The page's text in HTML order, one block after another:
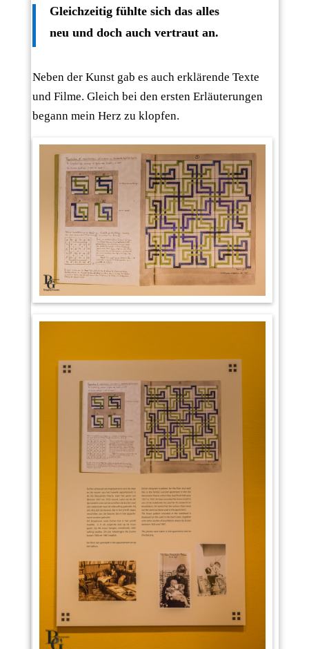
Gleichzeitig fühlte sich das alles
neu und doch auch vertraut an.
Neben der Kunst gab es auch erklärende Texte
und Filme. Gleich bei den ersten Erläuterungen
begann mein Herz zu klopfen.